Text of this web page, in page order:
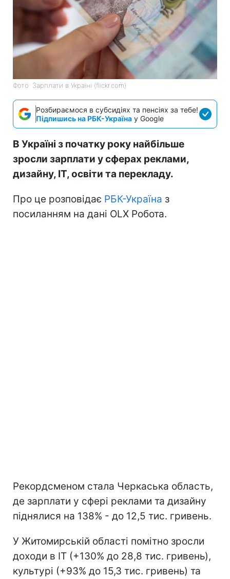
Фото: Зарплати в Україні (flickr.com)
Розбираємося в субсидіях та пенсіях за тебе!
Підпишись на РБК-Україна у Google
В Україні з початку року найбільше
зросли зарплати у сферах реклами,
дизайну, IT, освіти та перекладу.
Про це розповідає РБК-Україна з
посиланням на дані OLX Робота.
Рекордсменом стала Черкаська область,
де зарплати у сфері реклами та дизайну
піднялися на 138% - до 12,5 тис. гривень.
У Житомирській області помітно зросли
доходи в ІТ (+130% до 28,8 тис. гривень),
культурі (+93% до 15,3 тис. гривень) та